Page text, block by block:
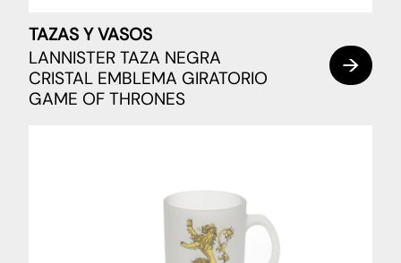
TAZAS Y VASOS
LANNISTER TAZA NEGRA
CRISTAL EMBLEMA GIRATORIO
GAME OF THRONES